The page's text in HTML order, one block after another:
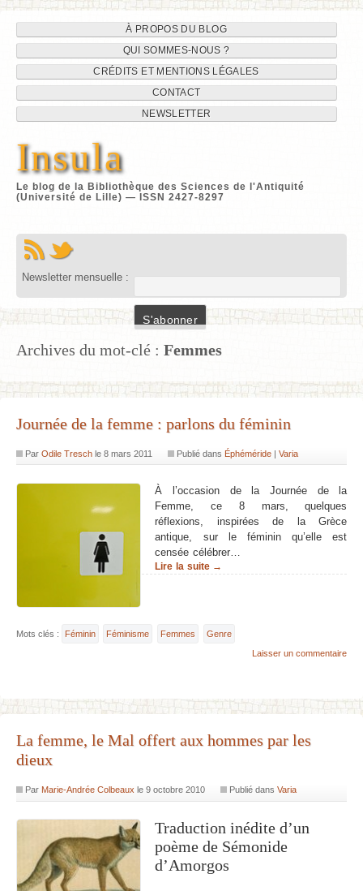
Navigation
du
site
au
contenu
À PROPOS DU BLOG
QUI SOMMES-NOUS ?
CRÉDITS ET MENTIONS LÉGALES
CONTACT
NEWSLETTER
Insula
Le blog de la Bibliothèque des Sciences de l'Antiquité
(Université de Lille) — ISSN 2427-8297
Newsletter mensuelle :
Archives du mot-clé : Femmes
Journée de la femme : parlons du féminin
Par Odile Treschle 8 mars 2011 Publié dansÉphéméride |Varia
À l’occasion de la Journée de la
Femme, ce 8 mars, quelques
réflexions, inspirées de la Grèce
antique, sur le féminin qu’elle est
censée célébrer…
Lire la suite →
Mots clés : Féminin Féminisme Femmes
Genre
Laisser un commentaire
La femme, le Mal offert aux hommes par les
dieux
Par Marie-Andrée Colbeaux le 9 octobre 2010 Publié dansVaria
Traduction inédite d’un
poème de Sémonide
d’Amorgos